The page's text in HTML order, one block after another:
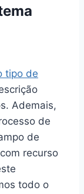
tipo de
Ademais,
de
de
recurso
todo o